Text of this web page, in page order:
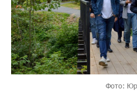
Фото: